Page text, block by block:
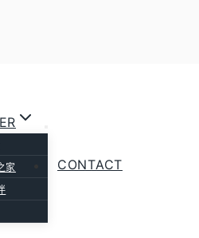
家
CONTACT